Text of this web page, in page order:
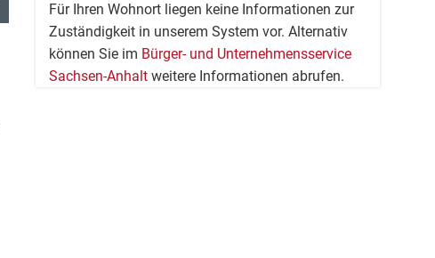
Für Ihren Wohnort liegen keine Informationen zur
Zuständigkeit in unserem System vor. Alternativ
können Sie im Bürger- und Unternehmensservice
Sachsen-Anhalt weitere Informationen abrufen.